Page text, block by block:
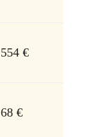
554 €
68 €